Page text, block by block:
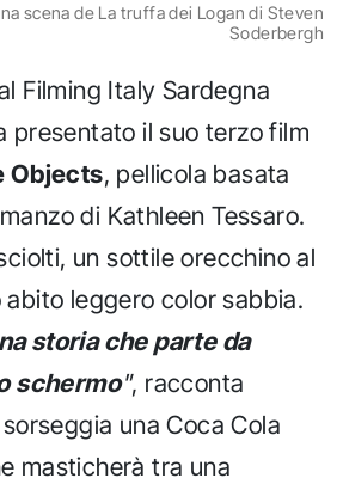
scena de La truffa dei Logan di Steven
Soderbergh
Filming Italy Sardegna
presentato il suo terzo film
Objects, pellicola basata
di Kathleen Tessaro.
un sottile orecchino al
abito leggero color sabbia.
storia che parte da
schermo", racconta
una Coca Cola
masticherà tra una